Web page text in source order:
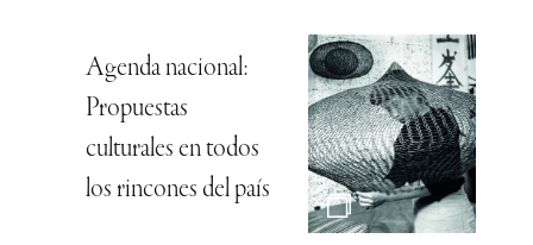
Agenda nacional:
Propuestas
culturales en todos
los rincones del país